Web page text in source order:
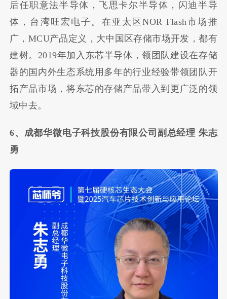
后任职意法半导体，飞思卡尔半导体，闪迪半导
体，台湾旺宏电子。在亚太区NOR Flash市场推
广，MCU产品定义，大中国区存储市场开发，都有
建树。2019年加入东芯半导体，领团队建设在存储
器的国内外生态系统用多年的行业经验带领团队开
拓产品市场，将东芯的存储产品带入到更广泛的领
域中去。
6、成都华微电子科技股份有限公司副总经理 朱志
勇